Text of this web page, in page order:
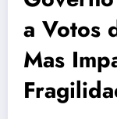
a Votos
Mas